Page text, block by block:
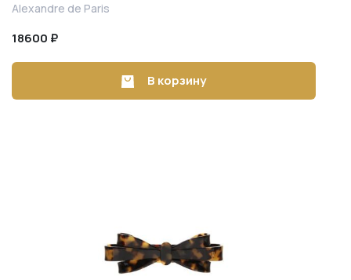
Alexandre de Paris
18600 ₽
В корзину